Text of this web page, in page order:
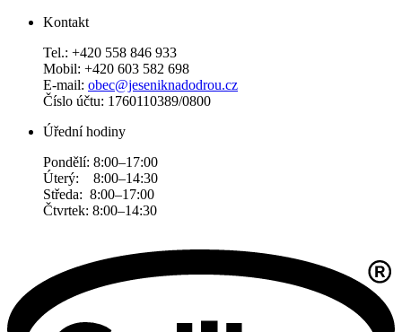
Kontakt
Tel.: +420 558 846 933
Mobil: +420 603 582 698
E-mail: obec@jeseniknadodrou.cz
Číslo účtu: 1760110389/0800
Úřední hodiny
Pondělí: 8:00–17:00
Úterý: 8:00–14:30
Středa: 8:00–17:00
Čtvrtek: 8:00–14:30